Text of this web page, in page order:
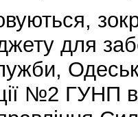
для
№2 ГУНП